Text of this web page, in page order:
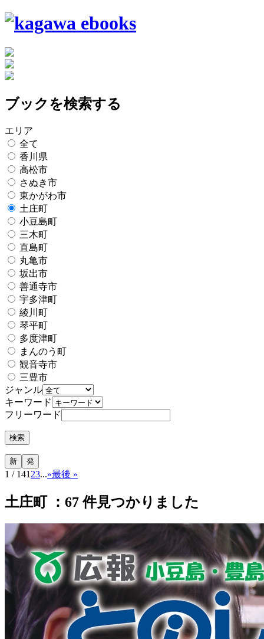
ブックを検索する
エリア
全て
香川県
高松市
さぬき市
東かがわ市
土庄町
小豆島町
三木町
直島町
丸亀市
坂出市
善通寺市
宇多津町
綾川町
琴平町
多度津町
まんのう町
観音寺市
三豊市
ジャンル
キーワード
フリーワード
1 / 141 23...»最後 »
土庄町 ： 67件見つかりました